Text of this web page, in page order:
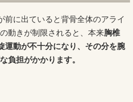
前に出ていると背骨全体のアライ
動きが制限されると、本来胸椎
運動が不十分になり、その分を腕
負担がかかります。